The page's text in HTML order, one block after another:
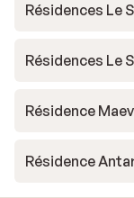
Résidences Le
Résidences Le
Résidence
Résidence